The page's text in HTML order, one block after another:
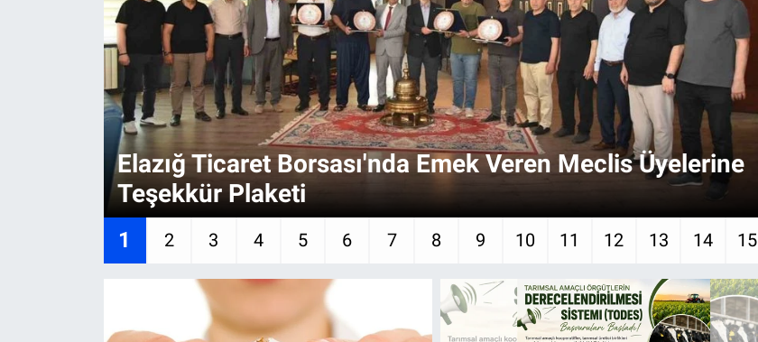
Elazığ Ticaret Borsası'nda Emek Veren Meclis Üyelerine
Teşekkür Plaketi
1 2 3 4 5 6 7 8 9 10 11 12 13 14 15
Sağlıklı Yaşam